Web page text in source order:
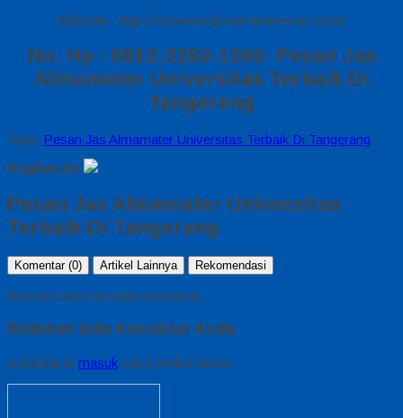
Wibesite : https://konveksialmamatermurah.com/
No. Hp : 0812-2282-1060 Pesan Jas
Almamater Universitas Terbaik Di
Tangerang
Tags: Pesan Jas Almamater Universitas Terbaik Di Tangerang
Bagikan ke
Pesan Jas Almamater Universitas
Terbaik Di Tangerang
Komentar (0) Artikel Lainnya Rekomendasi
Saat ini belum tersedia komentar.
Silahkan tulis komentar Anda
Anda harus masuk untuk berkomentar.